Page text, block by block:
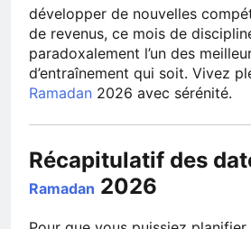
développer de nouvelles
de revenus, ce mois de
paradoxalement l’un des
d’entraînement qui soit. Vivez
Ramadan 2026 avec sérénité.
Récapitulatif des
Ramadan 2026